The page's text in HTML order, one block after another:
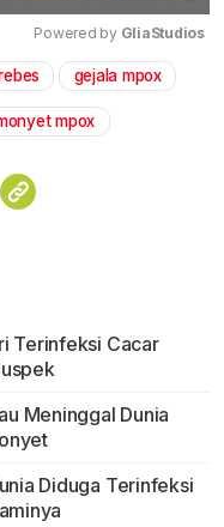
Mute
Powered by GliaStudios
gejala mpox
mpox
Terinfeksi Cacar
Meninggal Dunia
Diduga Terinfeksi